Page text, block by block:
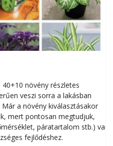
növény részletes
veszi sorra a lakásban
a növény kiválasztásakor
mert pontosan megtudjuk,
páratartalom stb.) van
fejlődéshez.